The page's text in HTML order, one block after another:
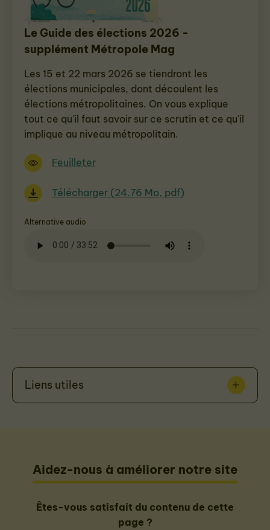
Le Guide des élections 2026 -
supplément Métropole Mag
Les 15 et 22 mars 2026 se tiendront les
élections municipales, dont découlent les
élections métropolitaines. On vous explique
tout ce qu'il faut savoir sur ce scrutin et ce qu'il
implique au niveau métropolitain.
Feuilleter
Télécharger (24.76 Mo, pdf)
Alternative audio
Liens utiles
Aidez-nous à améliorer notre site
Êtes-vous satisfait du contenu de cette
page ?